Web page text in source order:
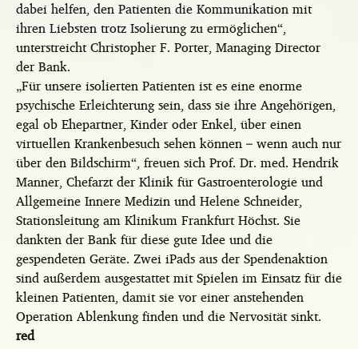
dabei helfen, den Patienten die Kommunikation mit
ihren Liebsten trotz Isolierung zu ermöglichen“,
unterstreicht Christopher F. Porter, Managing Director
der Bank.
„Für unsere isolierten Patienten ist es eine enorme
psychische Erleichterung sein, dass sie ihre Angehörigen,
egal ob Ehepartner, Kinder oder Enkel, über einen
virtuellen Krankenbesuch sehen können – wenn auch nur
über den Bildschirm“, freuen sich Prof. Dr. med. Hendrik
Manner, Chefarzt der Klinik für Gastroenterologie und
Allgemeine Innere Medizin und Helene Schneider,
Stationsleitung am Klinikum Frankfurt Höchst. Sie
dankten der Bank für diese gute Idee und die
gespendeten Geräte. Zwei iPads aus der Spendenaktion
sind außerdem ausgestattet mit Spielen im Einsatz für die
kleinen Patienten, damit sie vor einer anstehenden
Operation Ablenkung finden und die Nervosität sinkt.
red